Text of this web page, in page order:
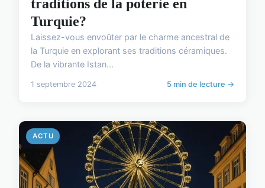
traditions de la poterie en
Turquie?
Laissez-vous envoûter par le charme ancestral de
la Turquie en explorant ses traditions céramiques.
De la vibrante Istan...
1 septembre 2024 5 min de lecture →
ACTU